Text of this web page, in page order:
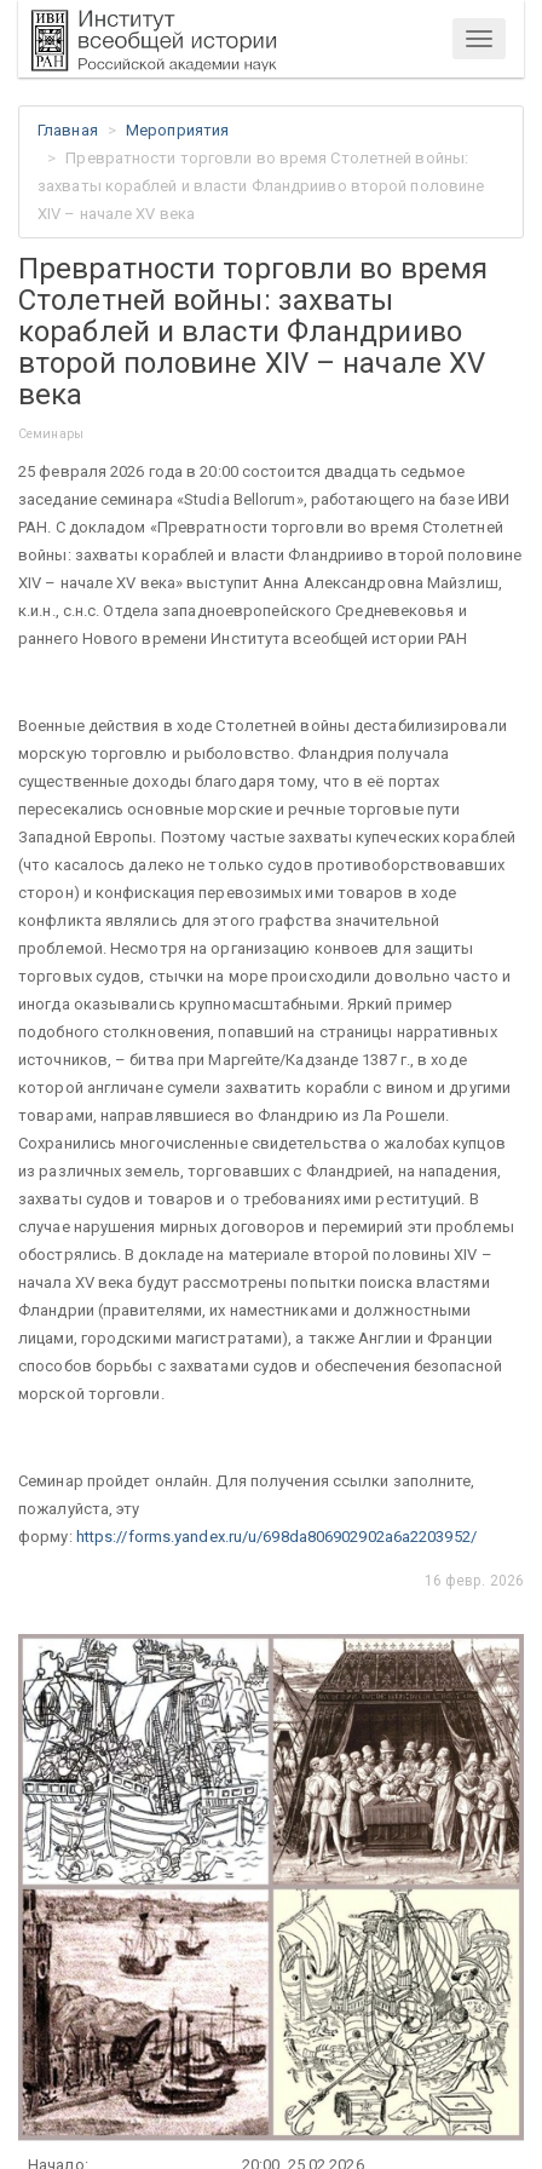
Меню
Главная
Мероприятия
Превратности торговли во время Столетней войны:
захваты кораблей и власти Фландрииво второй половине
XIV – начале XV века
Превратности торговли во время
Столетней войны: захваты
кораблей и власти Фландрииво
второй половине XIV – начале XV
века
Семинары
25 февраля 2026 года в 20:00 состоится двадцать седьмое
заседание семинара «Studia Bellorum», работающего на базе ИВИ
РАН. С докладом «Превратности торговли во время Столетней
войны: захваты кораблей и власти Фландрииво второй половине
XIV – начале XV века» выступит Анна Александровна Майзлиш,
к.и.н., с.н.с. Отдела западноевропейского Средневековья и
раннего Нового времени Института всеобщей истории РАН
Военные действия в ходе Столетней войны дестабилизировали
морскую торговлю и рыболовство. Фландрия получала
существенные доходы благодаря тому, что в её портах
пересекались основные морские и речные торговые пути
Западной Европы. Поэтому частые захваты купеческих кораблей
(что касалось далеко не только судов противоборствовавших
сторон) и конфискация перевозимых ими товаров в ходе
конфликта являлись для этого графства значительной
проблемой. Несмотря на организацию конвоев для защиты
торговых судов, стычки на море происходили довольно часто и
иногда оказывались крупномасштабными. Яркий пример
подобного столкновения, попавший на страницы нарративных
источников, – битва при Маргейте/Кадзанде 1387 г., в ходе
которой англичане сумели захватить корабли с вином и другими
товарами, направлявшиеся во Фландрию из Ла Рошели.
Сохранились многочисленные свидетельства о жалобах купцов
из различных земель, торговавших с Фландрией, на нападения,
захваты судов и товаров и о требованиях ими реституций. В
случае нарушения мирных договоров и перемирий эти проблемы
обострялись. В докладе на материале второй половины XIV –
начала XV века будут рассмотрены попытки поиска властями
Фландрии (правителями, их наместниками и должностными
лицами, городскими магистратами), а также Англии и Франции
способов борьбы с захватами судов и обеспечения безопасной
морской торговли.
Семинар пройдет онлайн. Для получения ссылки заполните,
пожалуйста, эту
форму: https://forms.yandex.ru/u/698da806902902a6a2203952/
16 февр. 2026
Начало: 20:00, 25.02.2026